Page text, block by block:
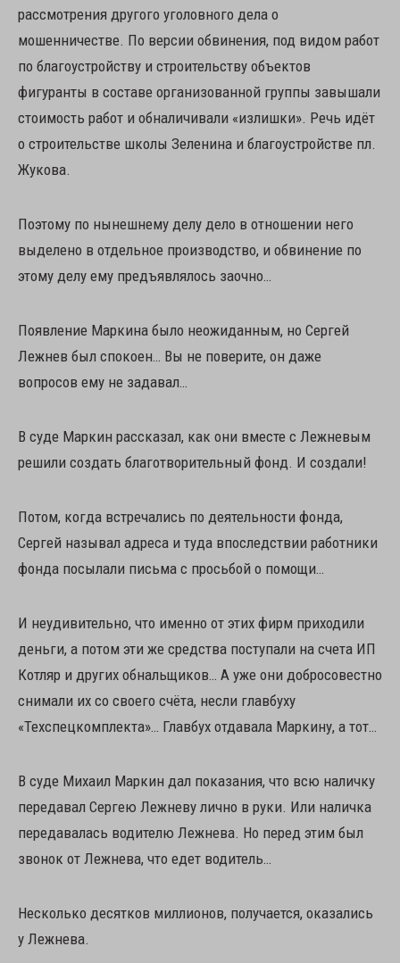
рассмотрения другого уголовного дела о
мошенничестве. По версии обвинения, под видом работ
по благоустройству и строительству объектов
фигуранты в составе организованной группы завышали
стоимость работ и обналичивали «излишки». Речь идёт
о строительстве школы Зеленина и благоустройстве пл.
Жукова.
Поэтому по нынешнему делу дело в отношении него
выделено в отдельное производство, и обвинение по
этому делу ему предъявлялось заочно…
Появление Маркина было неожиданным, но Сергей
Лежнев был спокоен… Вы не поверите, он даже
вопросов ему не задавал…
В суде Маркин рассказал, как они вместе с Лежневым
решили создать благотворительный фонд. И создали!
Потом, когда встречались по деятельности фонда,
Сергей называл адреса и туда впоследствии работники
фонда посылали письма с просьбой о помощи…
И неудивительно, что именно от этих фирм приходили
деньги, а потом эти же средства поступали на счета ИП
Котляр и других обнальщиков… А уже они добросовестно
снимали их со своего счёта, несли главбуху
«Техспецкомплекта»… Главбух отдавала Маркину, а тот…
В суде Михаил Маркин дал показания, что всю наличку
передавал Сергею Лежневу лично в руки. Или наличка
передавалась водителю Лежнева. Но перед этим был
звонок от Лежнева, что едет водитель…
Несколько десятков миллионов, получается, оказались
у Лежнева.